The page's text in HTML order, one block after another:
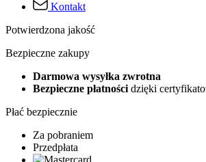
Kontakt
Potwierdzona jakość
Bezpieczne zakupy
Darmowa wysyłka zwrotna
Bezpieczne płatności dzięki
Płać bezpiecznie
Za pobraniem
Przedpłata